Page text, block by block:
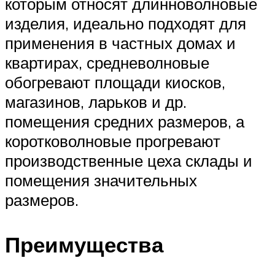
изделия, идеально подходят для
применения в частных домах и
квартирах, средневолновые
обогревают площади киосков,
магазинов, ларьков и др.
помещения средних размеров, а
коротковолновые прогревают
производственные цеха склады и
помещения значительных
размеров.
Преимущества